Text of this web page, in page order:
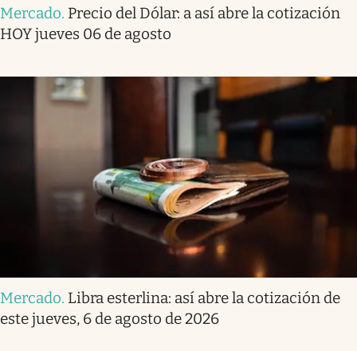
Mercado. Precio del Dólar: a así abre la cotización
HOY jueves 06 de agosto
Mercado. Libra esterlina: así abre la cotización de
este jueves, 6 de agosto de 2026